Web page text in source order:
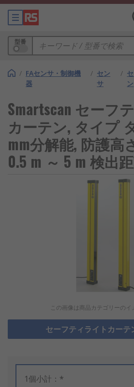
型番
/ FAセンサ・制御機
器
/ セン
サ
/
ン
Smartscan セーフ
カーテン, タイプ
mm分解能, 防護高
0.5 m ～ 5 m 検出
この画像は商品カテゴリーのイ
セーフティライトカーテ
1個小計：*